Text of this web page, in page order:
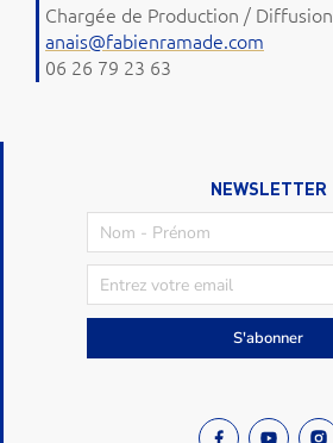
Chargée de Production / Diffusion
anais@fabienramade.com
06 26 79 23 63
NEWSLETTER
S'abonner